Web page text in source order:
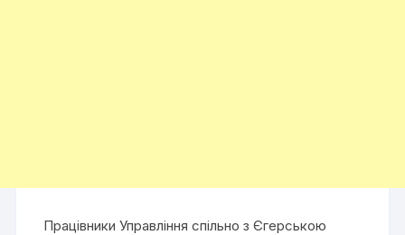
Працівники Управління спільно з Єгерською